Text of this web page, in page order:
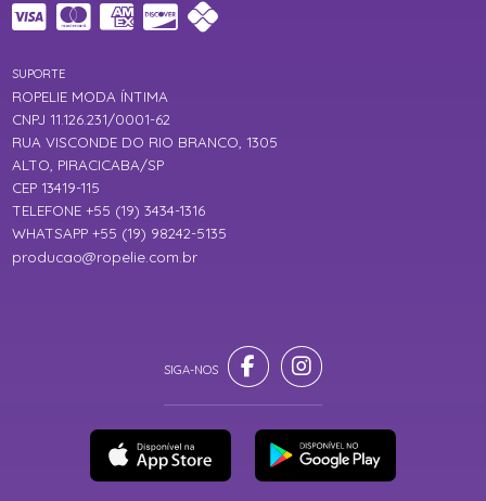
SUPORTE
ROPELIE MODA ÍNTIMA
CNPJ 11.126.231/0001-62
RUA VISCONDE DO RIO BRANCO, 1305
ALTO, PIRACICABA/SP
CEP 13419-115
TELEFONE +55 (19) 3434-1316
WHATSAPP +55 (19) 98242-5135
producao@ropelie.com.br